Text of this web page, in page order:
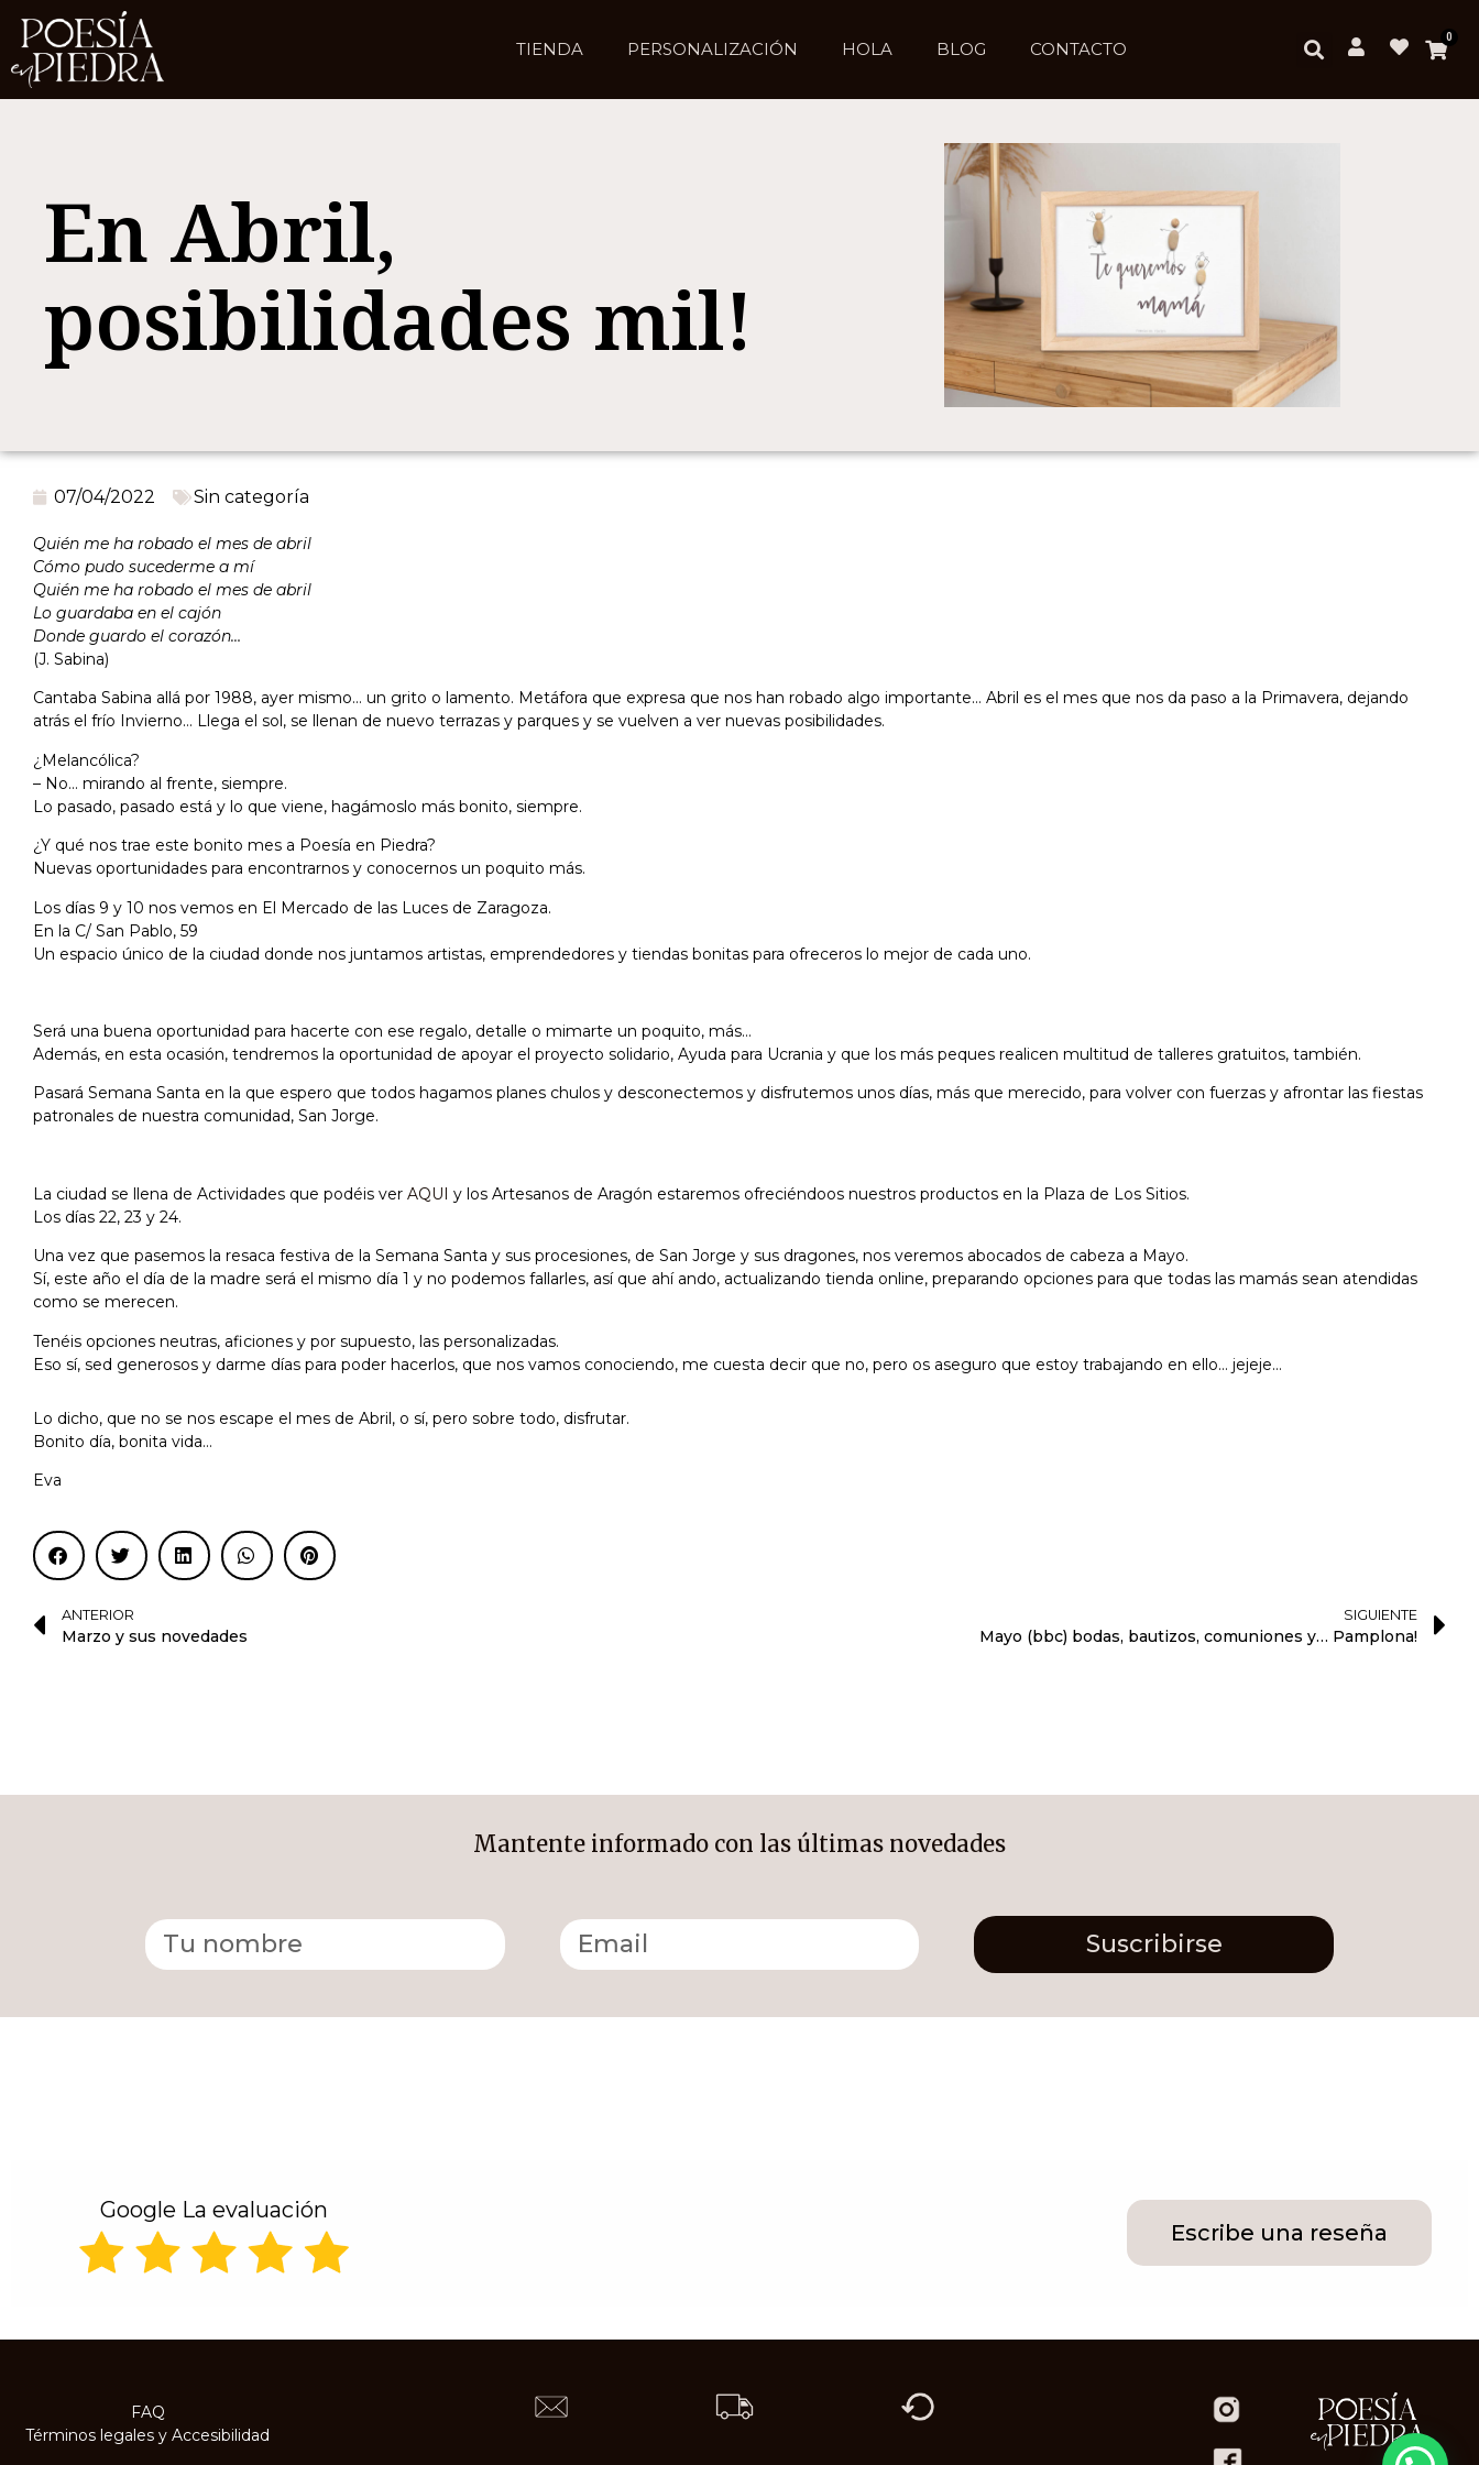
TIENDA PERSONALIZACIÓN HOLA BLOG CONTACTO
0
En Abril,
posibilidades mil!
07/04/2022 Sin categoría
Quién me ha robado el mes de abril
Cómo pudo sucederme a mí
Quién me ha robado el mes de abril
Lo guardaba en el cajón
Donde guardo el corazón…
(J. Sabina)
Cantaba Sabina allá por 1988, ayer mismo… un grito o lamento. Metáfora que expresa que nos han robado algo importante… Abril es el mes que nos da paso a la Primavera, dejando
atrás el frío Invierno… Llega el sol, se llenan de nuevo terrazas y parques y se vuelven a ver nuevas posibilidades.
¿Melancólica?
– No… mirando al frente, siempre.
Lo pasado, pasado está y lo que viene, hagámoslo más bonito, siempre.
¿Y qué nos trae este bonito mes a Poesía en Piedra?
Nuevas oportunidades para encontrarnos y conocernos un poquito más.
Los días 9 y 10 nos vemos en El Mercado de las Luces de Zaragoza.
En la C/ San Pablo, 59
Un espacio único de la ciudad donde nos juntamos artistas, emprendedores y tiendas bonitas para ofreceros lo mejor de cada uno.
Será una buena oportunidad para hacerte con ese regalo, detalle o mimarte un poquito, más…
Además, en esta ocasión, tendremos la oportunidad de apoyar el proyecto solidario, Ayuda para Ucrania y que los más peques realicen multitud de talleres gratuitos, también.
Pasará Semana Santa en la que espero que todos hagamos planes chulos y desconectemos y disfrutemos unos días, más que merecido, para volver con fuerzas y afrontar las fiestas
patronales de nuestra comunidad, San Jorge.
La ciudad se llena de Actividades que podéis ver AQUI y los Artesanos de Aragón estaremos ofreciéndoos nuestros productos en la Plaza de Los Sitios.
Los días 22, 23 y 24.
Una vez que pasemos la resaca festiva de la Semana Santa y sus procesiones, de San Jorge y sus dragones, nos veremos abocados de cabeza a Mayo.
Sí, este año el día de la madre será el mismo día 1 y no podemos fallarles, así que ahí ando, actualizando tienda online, preparando opciones para que todas las mamás sean atendidas
como se merecen.
Tenéis opciones neutras, aficiones y por supuesto, las personalizadas.
Eso sí, sed generosos y darme días para poder hacerlos, que nos vamos conociendo, me cuesta decir que no, pero os aseguro que estoy trabajando en ello… jejeje…
Lo dicho, que no se nos escape el mes de Abril, o sí, pero sobre todo, disfrutar.
Bonito día, bonita vida…
Eva
ANTERIOR
Marzo y sus novedades
SIGUIENTE
Mayo (bbc) bodas, bautizos, comuniones y… Pamplona!
Mantente informado con las últimas novedades
Suscribirse
Google La evaluación
Escribe una reseña
FAQ
Términos legales yAccesibilidad